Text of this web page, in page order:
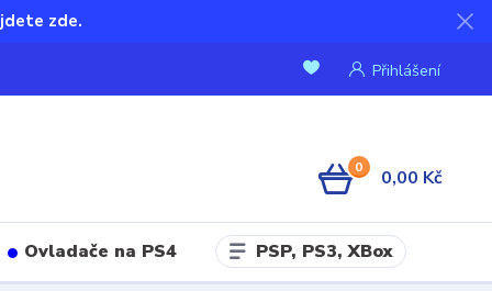
zde.
Přihlášení
0 0,00 Kč
Ovladače na PS4 PSP, PS3, XBox